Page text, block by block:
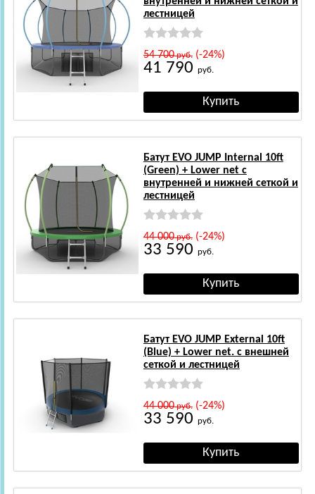
лестницей
54 700руб.(-24%)
41 790 руб.
Батут EVO JUMP Internal 10ft
(Green) + Lower net с
внутренней и нижней сеткой и
лестницей
44 000руб.(-24%)
33 590 руб.
Батут EVO JUMP External 10ft
(Blue) + Lower net. с внешней
сеткой и лестницей
44 000руб.(-24%)
33 590 руб.